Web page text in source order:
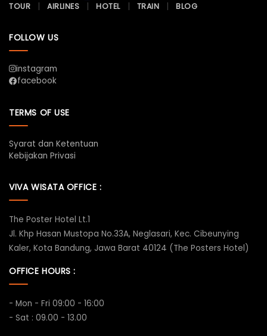
TOUR AIRLINES HOTEL TRAIN BLOG
FOLLOW US
instagram
facebook
TERMS OF USE
Syarat dan Ketentuan
Kebijakan Privasi
VIVA WISATA OFFICE :
The Poster Hotel Lt.1
Jl. Khp Hasan Mustopa No.33A, Neglasari, Kec. Cibeunying
Kaler, Kota Bandung, Jawa Barat 40124 (The Posters Hotel)
OFFICE HOURS :
- Mon - Fri 09:00 - 16:00
- Sat : 09.00 - 13.00